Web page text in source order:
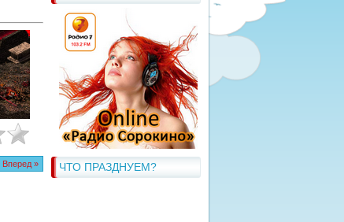
ЧТО ПРАЗДНУЕМ?
Вперед »